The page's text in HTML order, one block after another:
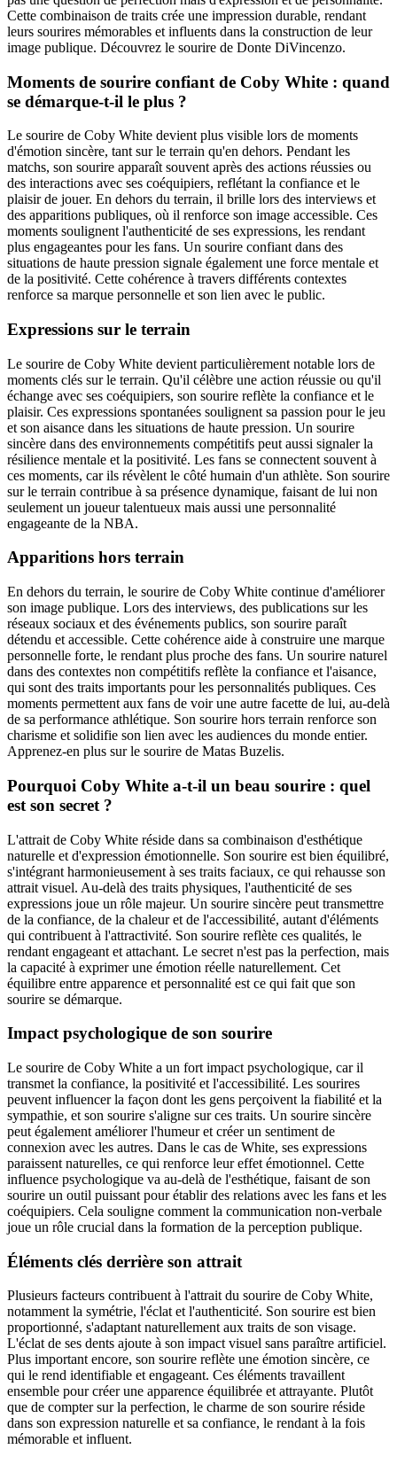
Cette combinaison de traits crée une impression durable, rendant
leurs sourires mémorables et influents dans la construction de leur
image publique. Découvrez le sourire de Donte DiVincenzo.
Moments de sourire confiant de Coby White : quand
se démarque-t-il le plus ?
Le sourire de Coby White devient plus visible lors de moments
d'émotion sincère, tant sur le terrain qu'en dehors. Pendant les
matchs, son sourire apparaît souvent après des actions réussies ou
des interactions avec ses coéquipiers, reflétant la confiance et le
plaisir de jouer. En dehors du terrain, il brille lors des interviews et
des apparitions publiques, où il renforce son image accessible. Ces
moments soulignent l'authenticité de ses expressions, les rendant
plus engageantes pour les fans. Un sourire confiant dans des
situations de haute pression signale également une force mentale et
de la positivité. Cette cohérence à travers différents contextes
renforce sa marque personnelle et son lien avec le public.
Expressions sur le terrain
Le sourire de Coby White devient particulièrement notable lors de
moments clés sur le terrain. Qu'il célèbre une action réussie ou qu'il
échange avec ses coéquipiers, son sourire reflète la confiance et le
plaisir. Ces expressions spontanées soulignent sa passion pour le jeu
et son aisance dans les situations de haute pression. Un sourire
sincère dans des environnements compétitifs peut aussi signaler la
résilience mentale et la positivité. Les fans se connectent souvent à
ces moments, car ils révèlent le côté humain d'un athlète. Son sourire
sur le terrain contribue à sa présence dynamique, faisant de lui non
seulement un joueur talentueux mais aussi une personnalité
engageante de la NBA.
Apparitions hors terrain
En dehors du terrain, le sourire de Coby White continue d'améliorer
son image publique. Lors des interviews, des publications sur les
réseaux sociaux et des événements publics, son sourire paraît
détendu et accessible. Cette cohérence aide à construire une marque
personnelle forte, le rendant plus proche des fans. Un sourire naturel
dans des contextes non compétitifs reflète la confiance et l'aisance,
qui sont des traits importants pour les personnalités publiques. Ces
moments permettent aux fans de voir une autre facette de lui, au-delà
de sa performance athlétique. Son sourire hors terrain renforce son
charisme et solidifie son lien avec les audiences du monde entier.
Apprenez-en plus sur le sourire de Matas Buzelis.
Pourquoi Coby White a-t-il un beau sourire : quel
est son secret ?
L'attrait de Coby White réside dans sa combinaison d'esthétique
naturelle et d'expression émotionnelle. Son sourire est bien équilibré,
s'intégrant harmonieusement à ses traits faciaux, ce qui rehausse son
attrait visuel. Au-delà des traits physiques, l'authenticité de ses
expressions joue un rôle majeur. Un sourire sincère peut transmettre
de la confiance, de la chaleur et de l'accessibilité, autant d'éléments
qui contribuent à l'attractivité. Son sourire reflète ces qualités, le
rendant engageant et attachant. Le secret n'est pas la perfection, mais
la capacité à exprimer une émotion réelle naturellement. Cet
équilibre entre apparence et personnalité est ce qui fait que son
sourire se démarque.
Impact psychologique de son sourire
Le sourire de Coby White a un fort impact psychologique, car il
transmet la confiance, la positivité et l'accessibilité. Les sourires
peuvent influencer la façon dont les gens perçoivent la fiabilité et la
sympathie, et son sourire s'aligne sur ces traits. Un sourire sincère
peut également améliorer l'humeur et créer un sentiment de
connexion avec les autres. Dans le cas de White, ses expressions
paraissent naturelles, ce qui renforce leur effet émotionnel. Cette
influence psychologique va au-delà de l'esthétique, faisant de son
sourire un outil puissant pour établir des relations avec les fans et les
coéquipiers. Cela souligne comment la communication non-verbale
joue un rôle crucial dans la formation de la perception publique.
Éléments clés derrière son attrait
Plusieurs facteurs contribuent à l'attrait du sourire de Coby White,
notamment la symétrie, l'éclat et l'authenticité. Son sourire est bien
proportionné, s'adaptant naturellement aux traits de son visage.
L'éclat de ses dents ajoute à son impact visuel sans paraître artificiel.
Plus important encore, son sourire reflète une émotion sincère, ce
qui le rend identifiable et engageant. Ces éléments travaillent
ensemble pour créer une apparence équilibrée et attrayante. Plutôt
que de compter sur la perfection, le charme de son sourire réside
dans son expression naturelle et sa confiance, le rendant à la fois
mémorable et influent.